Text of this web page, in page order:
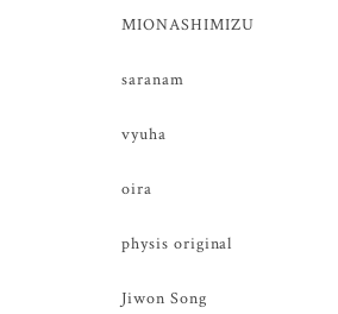
MIONASHIMIZU
saranam
vyuha
oira
physis original
Jiwon Song